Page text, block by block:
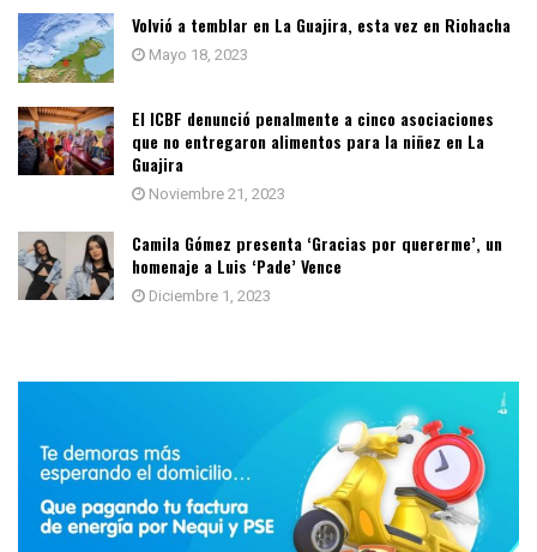
Volvió a temblar en La Guajira, esta vez en Riohacha
Mayo 18, 2023
El ICBF denunció penalmente a cinco asociaciones
que no entregaron alimentos para la niñez en La
Guajira
Noviembre 21, 2023
Camila Gómez presenta ‘Gracias por quererme’, un
homenaje a Luis ‘Pade’ Vence
Diciembre 1, 2023